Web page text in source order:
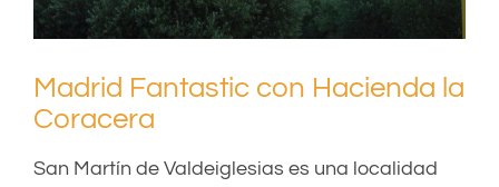
Madrid Fantastic con Hacienda la
Coracera
San Martín de Valdeiglesias es una localidad